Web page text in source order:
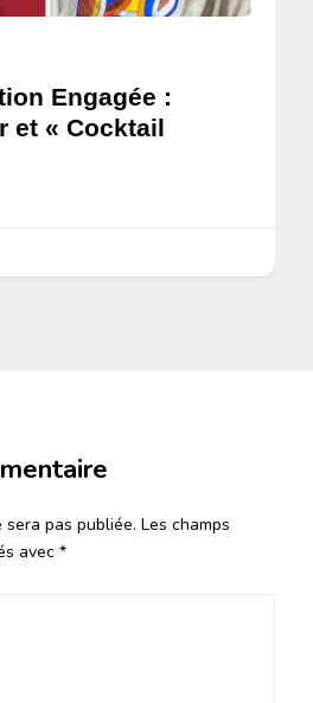
Engagée :
et « Cocktail
pas publiée. Les champs
avec *